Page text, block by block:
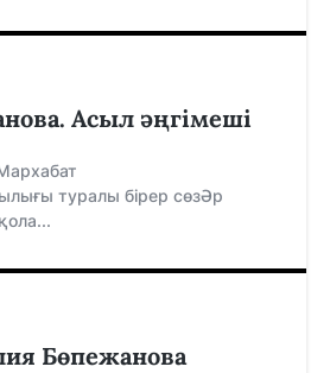
Асыл әңгімеші
туралы бірер сөзӘр
Бөпежанова